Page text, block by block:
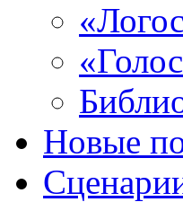
Новые